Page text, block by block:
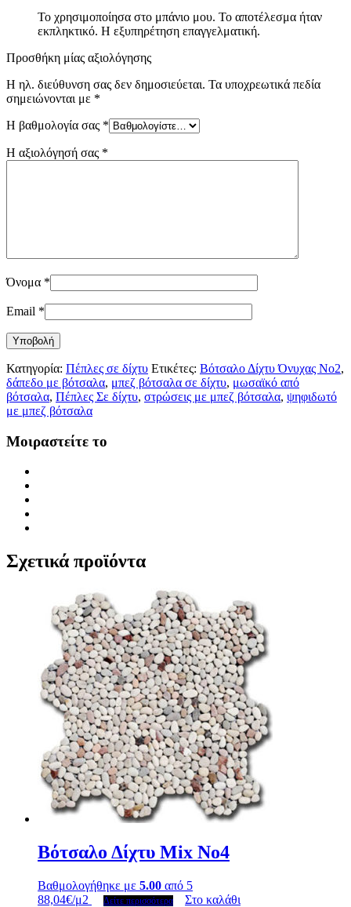
Το χρησιμοποίησα στο μπάνιο μου. Το αποτέλεσμα ήταν
εκπληκτικό. Η εξυπηρέτηση επαγγελματική.
Προσθήκη μίας αξιολόγησης
Η ηλ. διεύθυνση σας δεν δημοσιεύεται. Τα υποχρεωτικά πεδία
σημειώνονται με *
Η βαθμολογία σας *
Η αξιολόγησή σας *
Όνομα *
Email *
Κατηγορία: Πέπλες σε δίχτυ Ετικέτες: Βότσαλο Δίχτυ Όνυχας Νο2,
δάπεδο με βότσαλα, μπεζ βότσαλα σε δίχτυ, μωσαϊκό από
βότσαλα, Πέπλες Σε δίχτυ, στρώσεις με μπεζ βότσαλα, ψηφιδωτό
με μπεζ βότσαλα
Μοιραστείτε το
Σχετικά προϊόντα
Βότσαλο Δίχτυ Mix No4
Βαθμολογήθηκε με 5.00 από 5
88,04€/μ2 Δείτε περισσότερα Στο καλάθι